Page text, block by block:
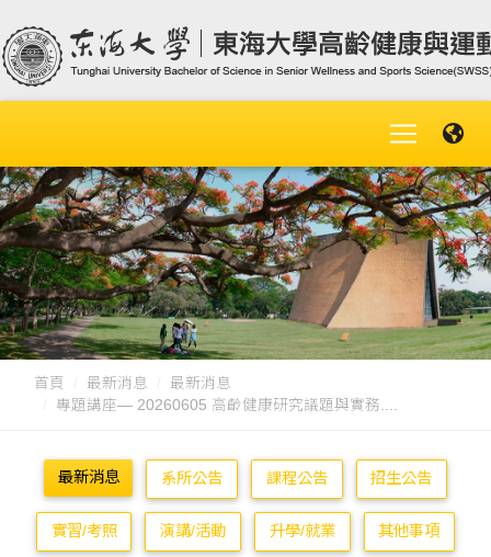
首頁 最新消息
最新消息
專題講座— 20260605 高齡健康研究議題與實務....
最新消息 系所公告 課程公告 招生公告
實習/考照 演講/活動 升學/就業 其他事項